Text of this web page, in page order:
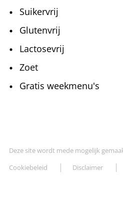
Suikervrij
Glutenvrij
Lactosevrij
Zoet
Gratis weekmenu's
Deze site wordt mede mogelijk
Cookiebeleid Disclaimer